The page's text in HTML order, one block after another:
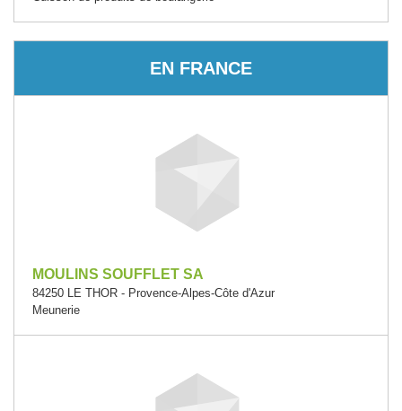
EN FRANCE
MOULINS SOUFFLET SA
84250 LE THOR - Provence-Alpes-Côte d'Azur
Meunerie